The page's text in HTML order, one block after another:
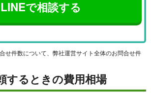
LINEで相談する
せ件数について、弊社運営サイト全体のお問合せ件
するときの費用相場